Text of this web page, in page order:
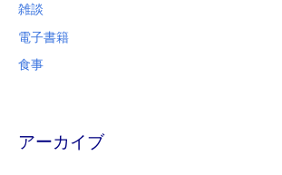
雑談
電子書籍
食事
アーカイブ